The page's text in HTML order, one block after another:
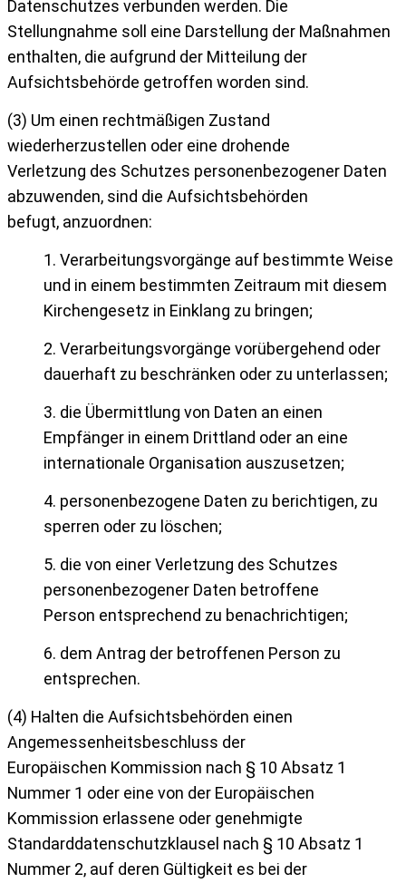
Datenschutzes verbunden werden. Die
Stellungnahme soll eine Darstellung der Maßnahmen
enthalten, die aufgrund der Mitteilung der
Aufsichtsbehörde getroffen worden sind.
(3) Um einen rechtmäßigen Zustand
wiederherzustellen oder eine drohende
Verletzung des Schutzes personenbezogener Daten
abzuwenden, sind die Aufsichtsbehörden
befugt, anzuordnen:
1. Verarbeitungsvorgänge auf bestimmte Weise
und in einem bestimmten Zeitraum mit diesem
Kirchengesetz in Einklang zu bringen;
2. Verarbeitungsvorgänge vorübergehend oder
dauerhaft zu beschränken oder zu unterlassen;
3. die Übermittlung von Daten an einen
Empfänger in einem Drittland oder an eine
internationale Organisation auszusetzen;
4. personenbezogene Daten zu berichtigen, zu
sperren oder zu löschen;
5. die von einer Verletzung des Schutzes
personenbezogener Daten betroffene
Person entsprechend zu benachrichtigen;
6. dem Antrag der betroffenen Person zu
entsprechen.
(4) Halten die Aufsichtsbehörden einen
Angemessenheitsbeschluss der
Europäischen Kommission nach § 10 Absatz 1
Nummer 1 oder eine von der Europäischen
Kommission erlassene oder genehmigte
Standarddatenschutzklausel nach § 10 Absatz 1
Nummer 2, auf deren Gültigkeit es bei der